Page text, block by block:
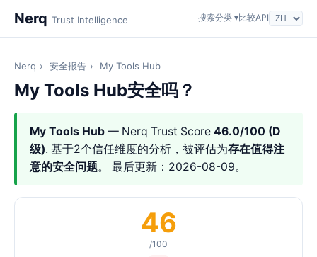
Nerq Trust Intelligence 搜索分类 ▾比较API
Nerq › 安全报告 › My Tools Hub
My Tools Hub安全吗？
My Tools Hub — Nerq Trust Score 46.0/100 (D
级). 基于2个信任维度的分析，被评估为存在值得注
意的安全问题。 最后更新：2026-08-09。
46
/100